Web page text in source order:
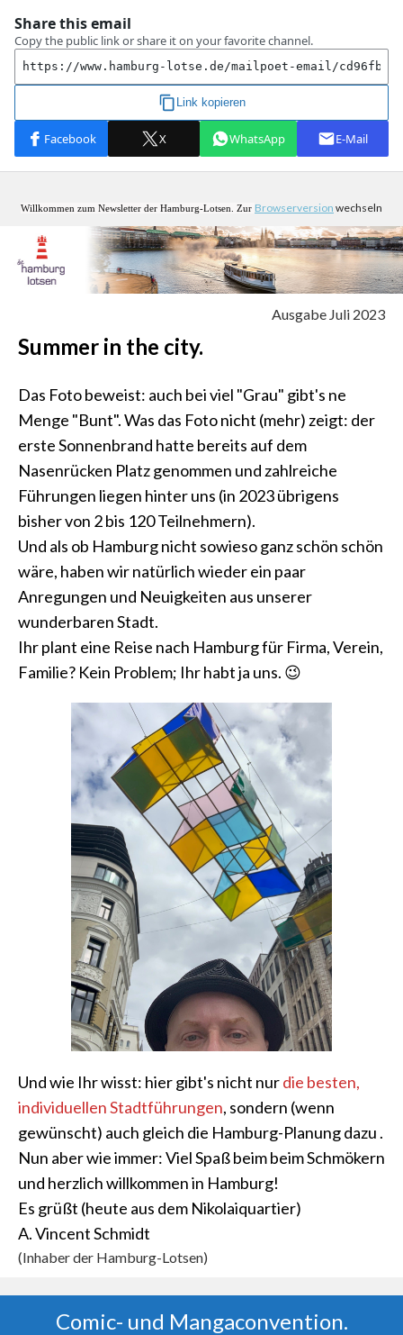
Willkommen zum Newsletter der Hamburg-Lotsen. Zur Browserversion wechseln
Ausgabe Juli 2023
Summer in the city.
Das Foto beweist: auch bei viel "Grau" gibt's ne
Menge "Bunt". Was das Foto nicht (mehr) zeigt: der
erste Sonnenbrand hatte bereits auf dem
Nasenrücken Platz genommen und zahlreiche
Führungen liegen hinter uns (in 2023 übrigens
bisher von 2 bis 120 Teilnehmern).
Und als ob Hamburg nicht sowieso ganz schön schön
wäre, haben wir natürlich wieder ein paar
Anregungen und Neuigkeiten aus unserer
wunderbaren Stadt.
Ihr plant eine Reise nach Hamburg für Firma, Verein,
Familie? Kein Problem; Ihr habt ja uns. 😉
Und wie Ihr wisst: hier gibt's nicht nurdie besten,
individuellen Stadtführungen, sondern (wenn
gewünscht) auch gleich die Hamburg-Planung dazu .
Nun aber wie immer: Viel Spaß beim beim Schmökern
und herzlich willkommen in Hamburg!
Es grüßt (heute aus dem Nikolaiquartier)
A. Vincent Schmidt
(Inhaber der Hamburg-Lotsen)
Comic- und Mangaconvention.